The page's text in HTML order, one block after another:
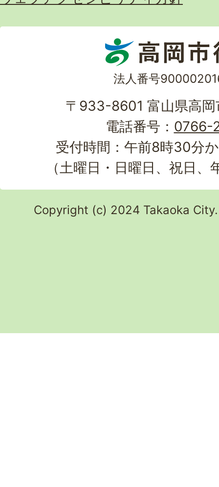
法人番号
〒933-8601 富山県高
電話番号： 0766-
受付時間：午前8時30分
（土曜日・日曜日、祝日
Copyright (c) 2024 Takaoka